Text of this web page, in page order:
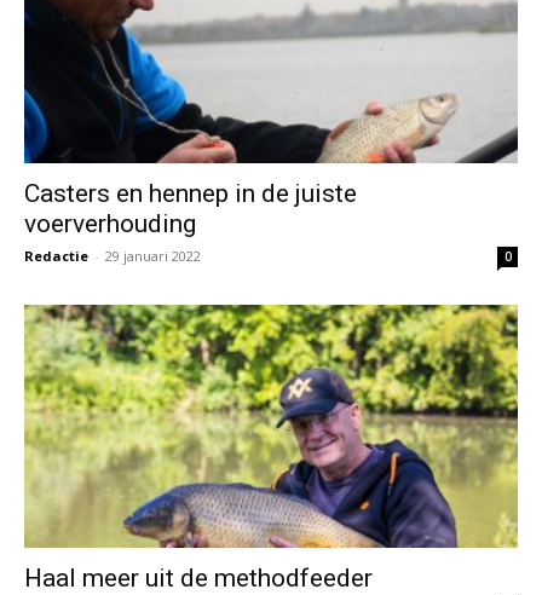
Casters en hennep in de juiste
voerverhouding
Redactie - 29 januari 2022 0
Haal meer uit de methodfeeder